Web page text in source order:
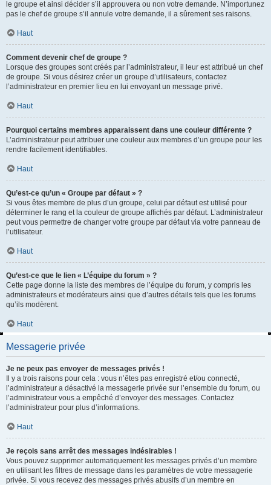
le groupe et ainsi décider s’il approuvera ou non votre demande. N’importunez
pas le chef de groupe s’il annule votre demande, il a sûrement ses raisons.
Haut
Comment devenir chef de groupe ?
Lorsque des groupes sont créés par l’administrateur, il leur est attribué un chef
de groupe. Si vous désirez créer un groupe d’utilisateurs, contactez
l’administrateur en premier lieu en lui envoyant un message privé.
Haut
Pourquoi certains membres apparaissent dans une couleur différente ?
L’administrateur peut attribuer une couleur aux membres d’un groupe pour les
rendre facilement identifiables.
Haut
Qu’est-ce qu’un « Groupe par défaut » ?
Si vous êtes membre de plus d’un groupe, celui par défaut est utilisé pour
déterminer le rang et la couleur de groupe affichés par défaut. L’administrateur
peut vous permettre de changer votre groupe par défaut via votre panneau de
l’utilisateur.
Haut
Qu’est-ce que le lien « L’équipe du forum » ?
Cette page donne la liste des membres de l’équipe du forum, y compris les
administrateurs et modérateurs ainsi que d’autres détails tels que les forums
qu’ils modèrent.
Haut
Messagerie privée
Je ne peux pas envoyer de messages privés !
Il y a trois raisons pour cela : vous n’êtes pas enregistré et/ou connecté,
l’administrateur a désactivé la messagerie privée sur l’ensemble du forum, ou
l’administrateur vous a empêché d’envoyer des messages. Contactez
l’administrateur pour plus d’informations.
Haut
Je reçois sans arrêt des messages indésirables !
Vous pouvez supprimer automatiquement les messages privés d’un membre
en utilisant les filtres de message dans les paramètres de votre messagerie
privée. Si vous recevez des messages privés abusifs d’un membre en